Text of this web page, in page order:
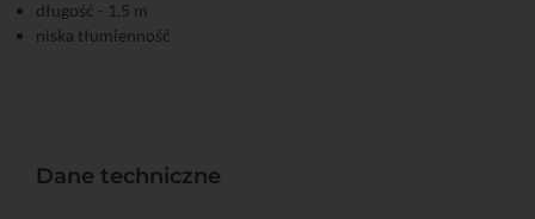
długość - 1,5 m
niska tłumienność
Dane techniczne